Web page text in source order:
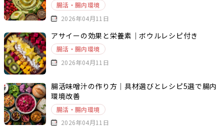
腸活・腸内環境
2026年04月11日
アサイーの効果と栄養素｜ボウルレシピ付き
腸活・腸内環境
2026年04月11日
腸活味噌汁の作り方｜具材選びとレシピ5選で腸内
環境改善
腸活・腸内環境
2026年04月11日